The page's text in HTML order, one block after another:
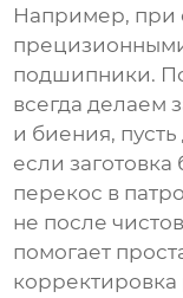
Например, при
подшипники.
всегда делаем
и биения,
если
перекос в
не после
помогает